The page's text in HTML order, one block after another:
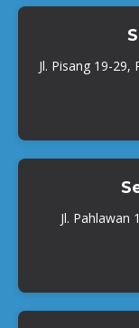
Jl. Pisang 19-
Jl. Pahlawan